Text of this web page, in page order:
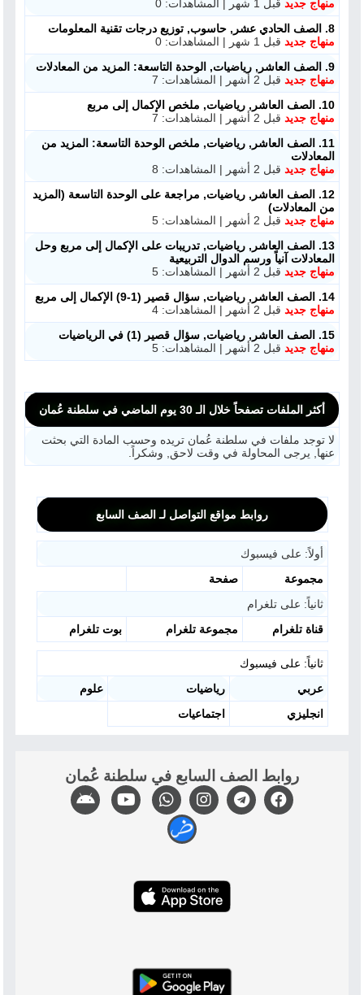
منهاج جديد قبل 1 شهر | المشاهدات: 0
8. الصف الحادي عشر, حاسوب, توزيع درجات تقنية المعلومات
منهاج جديد قبل 1 شهر | المشاهدات: 0
9. الصف العاشر, رياضيات, الوحدة التاسعة: المزيد من المعادلات
منهاج جديد قبل 2 أشهر | المشاهدات: 7
10. الصف العاشر, رياضيات, ملخص الإكمال إلى مربع
منهاج جديد قبل 2 أشهر | المشاهدات: 7
11. الصف العاشر, رياضيات, ملخص الوحدة التاسعة: المزيد من
المعادلات
منهاج جديد قبل 2 أشهر | المشاهدات: 8
12. الصف العاشر, رياضيات, مراجعة على الوحدة التاسعة (المزيد
من المعادلات)
منهاج جديد قبل 2 أشهر | المشاهدات: 5
13. الصف العاشر, رياضيات, تدريبات على الإكمال إلى مربع وحل
المعادلات آنياً ورسم الدوال التربيعية
منهاج جديد قبل 2 أشهر | المشاهدات: 5
14. الصف العاشر, رياضيات, سؤال قصير (1-9) الإكمال إلى مربع
منهاج جديد قبل 2 أشهر | المشاهدات: 4
15. الصف العاشر, رياضيات, سؤال قصير (1) في الرياضيات
منهاج جديد قبل 2 أشهر | المشاهدات: 5
أكثر الملفات تصفحاً خلال الـ 30 يوم الماضي في سلطنة عُمان
لا توجد ملفات في سلطنة عُمان تريده وحسب المادة التي بحثت
عنها, يرجى المحاولة في وقت لاحق, وشكراً.
روابط مواقع التواصل لـ الصف السابع
أولاً: على فيسبوك
مجموعة
صفحة
ثانياً: على تلغرام
قناة تلغرام
مجموعة تلغرام بوت تلغرام
ثانياً: على فيسبوك
عربي
رياضيات
علوم
انجليزي
اجتماعيات
روابط الصف السابع في سلطنة عُمان